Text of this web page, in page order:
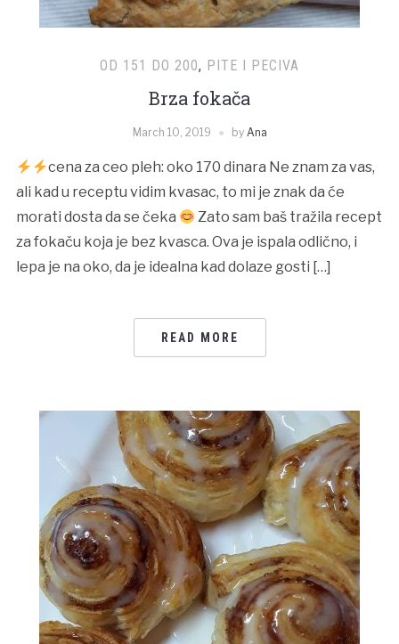
OD 151 DO 200, PITE I PECIVA
Brza fokača
March 10, 2019 by Ana
cena za ceo pleh: oko 170 dinara Ne znam za vas,
ali kad u receptu vidim kvasac, to mi je znak da će
morati dosta da se čeka
Zato sam baš tražila recept
za fokaču koja je bez kvasca. Ova je ispala odlično, i
lepa je na oko, da je idealna kad dolaze gosti […]
READ MORE